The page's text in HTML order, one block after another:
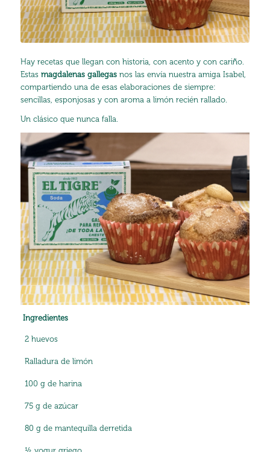
Hay recetas que llegan con historia, con acento y con cariño.
Estas magdalenas gallegasnos las envía nuestra amiga Isabel,
compartiendo una de esas elaboraciones de siempre:
sencillas, esponjosas y con aroma a limón recién rallado.
Un clásico que nunca falla.
Ingredientes
2 huevos
Ralladura de limón
100 g de harina
75 g de azúcar
80 g de mantequilla derretida